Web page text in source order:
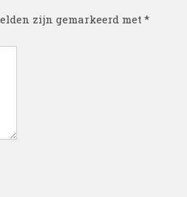
zijn gemarkeerd met*